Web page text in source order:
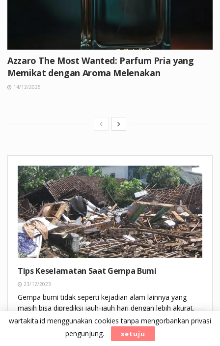
Azzaro The Most Wanted: Parfum Pria yang
Memikat dengan Aroma Melenakan
14/12/2025
Tips Keselamatan Saat Gempa Bumi
23/12/2023
Gempa bumi tidak seperti kejadian alam lainnya yang
masih bisa diprediksi jauh-jauh hari dengan lebih akurat.
DETAILS
wartakita.id menggunakan cookies tanpa mengorbankan privasi
pengunjung.
setuju